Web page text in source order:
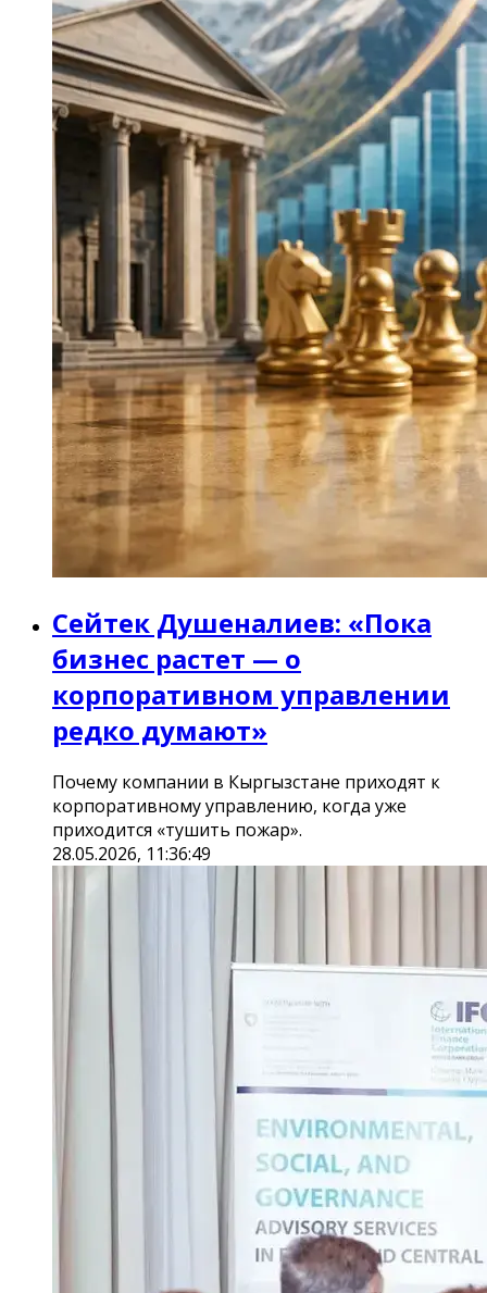
Сейтек Душеналиев: «Пока
бизнес растет — о
корпоративном управлении
редко думают»
Почему компании в Кыргызстане приходят к
корпоративному управлению, когда уже
приходится «тушить пожар».
28.05.2026, 11:36:49